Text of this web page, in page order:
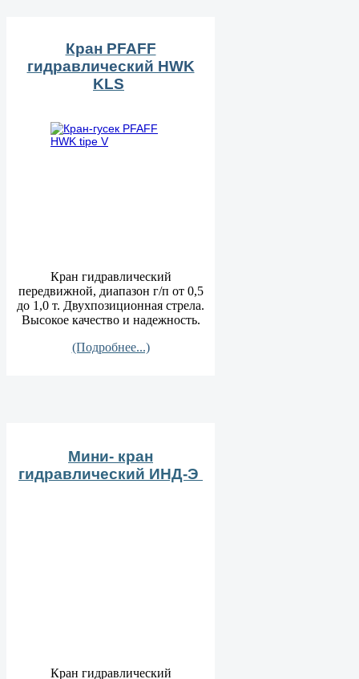
Кран PFAFF
гидравлический HWK
KLS
Кран гидравлический
передвижной, диапазон г/п от 0,5
до 1,0 т. Двухпозиционная стрела.
Высокое качество и надежность.
(Подробнее...)
Мини- кран
гидравлический ИНД-Э
Кран гидравлический